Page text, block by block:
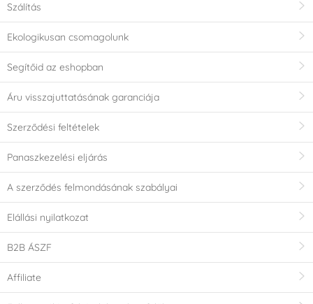
Szálítás
Ekologikusan csomagolunk
Segítőid az eshopban
Áru visszajuttatásának garanciája
Szerződési feltételek
Panaszkezelési eljárás
A szerződés felmondásának szabályai
Elállási nyilatkozat
B2B ÁSZF
Affiliate